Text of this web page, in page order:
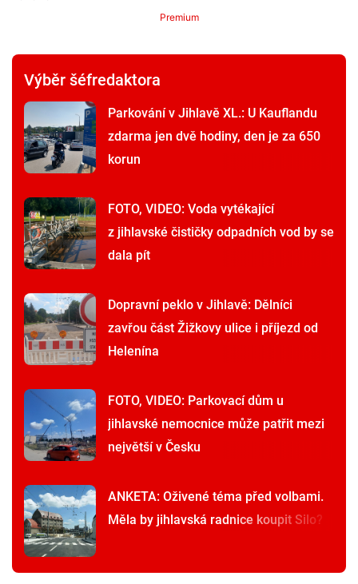
Premium
Výběr šéfredaktora
Parkování v Jihlavě XL.: U Kauflandu
zdarma jen dvě hodiny, den je za 650
korun
FOTO, VIDEO: Voda vytékající
z jihlavské čističky odpadních vod by se
dala pít
Dopravní peklo v Jihlavě: Dělníci
zavřou část Žižkovy ulice i příjezd od
Helenína
FOTO, VIDEO: Parkovací dům u
jihlavské nemocnice může patřit mezi
největší v Česku
ANKETA: Oživené téma před volbami.
Měla by jihlavská radnice koupit Silo?